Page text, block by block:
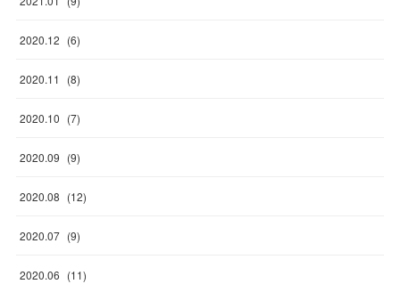
2020.12 (6)
2020.11 (8)
2020.10 (7)
2020.09 (9)
2020.08 (12)
2020.07 (9)
2020.06 (11)